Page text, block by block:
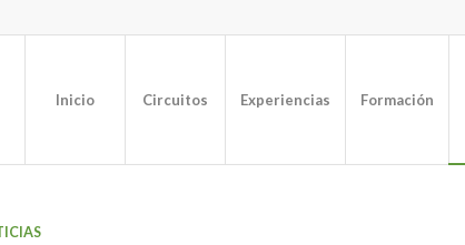
Inicio Circuitos Experiencias Formación